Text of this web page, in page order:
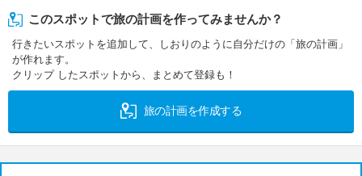
このスポットで旅の計画を作ってみませんか？
行きたいスポットを追加して、しおりのように自分だけの「旅の計画」
が作れます。
クリップ したスポットから、まとめて登録も！
旅の計画を作成する